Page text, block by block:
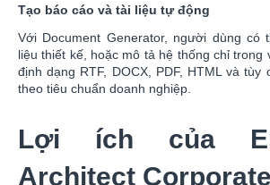
Tạo báo cáo và tài liệu tự động
Với Document Generator, người dùng có
liệu thiết kế, hoặc mô tả hệ thống chỉ trong
định dạng RTF, DOCX, PDF, HTML và tùy
theo tiêu chuẩn doanh nghiệp.
Lợi ích của
Architect